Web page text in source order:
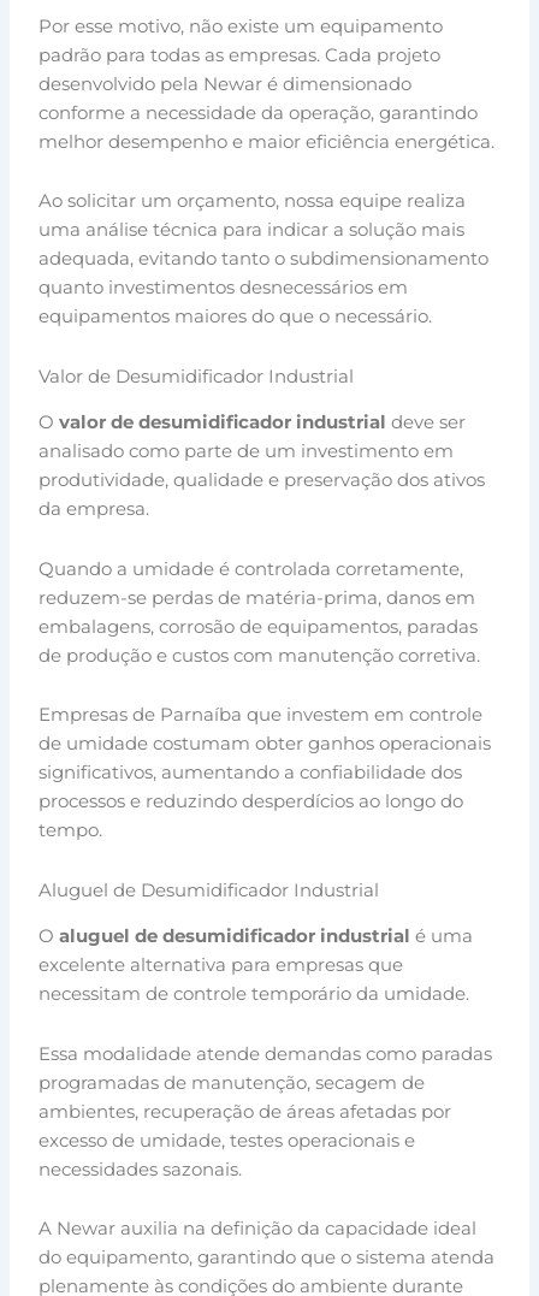
Por esse motivo, não existe um equipamento
padrão para todas as empresas. Cada projeto
desenvolvido pela Newar é dimensionado
conforme a necessidade da operação, garantindo
melhor desempenho e maior eficiência energética.
Ao solicitar um orçamento, nossa equipe realiza
uma análise técnica para indicar a solução mais
adequada, evitando tanto o subdimensionamento
quanto investimentos desnecessários em
equipamentos maiores do que o necessário.
Valor de Desumidificador Industrial
Ovalor de desumidificador industrial deve ser
analisado como parte de um investimento em
produtividade, qualidade e preservação dos ativos
da empresa.
Quando a umidade é controlada corretamente,
reduzem-se perdas de matéria-prima, danos em
embalagens, corrosão de equipamentos, paradas
de produção e custos com manutenção corretiva.
Empresas de Parnaíba que investem em controle
de umidade costumam obter ganhos operacionais
significativos, aumentando a confiabilidade dos
processos e reduzindo desperdícios ao longo do
tempo.
Aluguel de Desumidificador Industrial
Oaluguel de desumidificador industrial é uma
excelente alternativa para empresas que
necessitam de controle temporário da umidade.
Essa modalidade atende demandas como paradas
programadas de manutenção, secagem de
ambientes, recuperação de áreas afetadas por
excesso de umidade, testes operacionais e
necessidades sazonais.
A Newar auxilia na definição da capacidade ideal
do equipamento, garantindo que o sistema atenda
plenamente às condições do ambiente durante